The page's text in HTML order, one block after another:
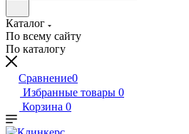
Каталог
По всему сайту
По каталогу
Сравнение0
Избранные товары 0
Корзина 0